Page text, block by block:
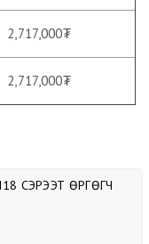
2,717,000₮
2,717,000₮
MQC25 СЭРЭЭТ